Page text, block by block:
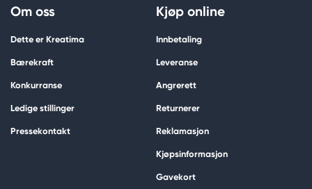
Om oss
Dette er Kreatima
Bærekraft
Konkurranse
Ledige stillinger
Pressekontakt
Kjøp online
Innbetaling
Leveranse
Angrerett
Returnerer
Reklamasjon
Kjøpsinformasjon
Gavekort